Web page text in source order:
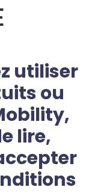
utiliser
ou
lire,